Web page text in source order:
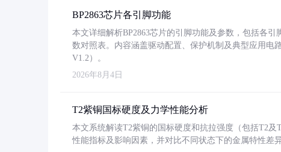
BP2863芯片各引脚功能
本文详细解析BP2863芯片的引脚功能及参数，包括各
数对照表。内容涵盖驱动配置、保护机制及典型应用电
V1.2）。
2026年8月4日
T2紫铜国标硬度及力学性能分析
本文系统解读T2紫铜的国标硬度和抗拉强度（包括T2及
性能指标及影响因素，并对比不同状态下的金属特性差